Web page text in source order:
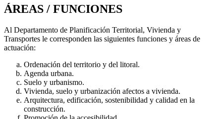
ÁREAS / FUNCIONES
Al Departamento de Planificación Territorial, Vivienda y
Transportes le corresponden las siguientes funciones y áreas de
actuación:
Ordenación del territorio y del litoral.
Agenda urbana.
Suelo y urbanismo.
Vivienda, suelo y urbanización afectos a vivienda.
Arquitectura, edificación, sostenibilidad y calidad en la
construcción.